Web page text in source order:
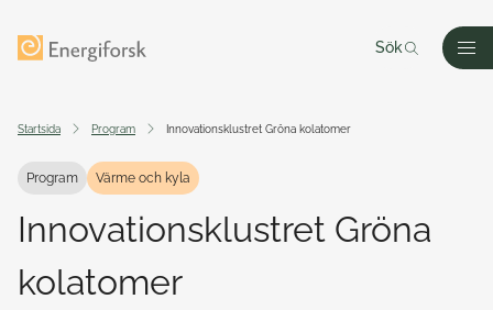
Sök
Startsida Program Innovationsklustret Gröna kolatomer
Program Värme och kyla
Innovationsklustret Gröna
kolatomer